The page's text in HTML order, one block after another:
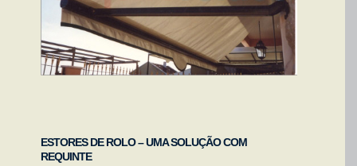
ESTORES DE ROLO – UMA SOLUÇÃO COM
REQUINTE